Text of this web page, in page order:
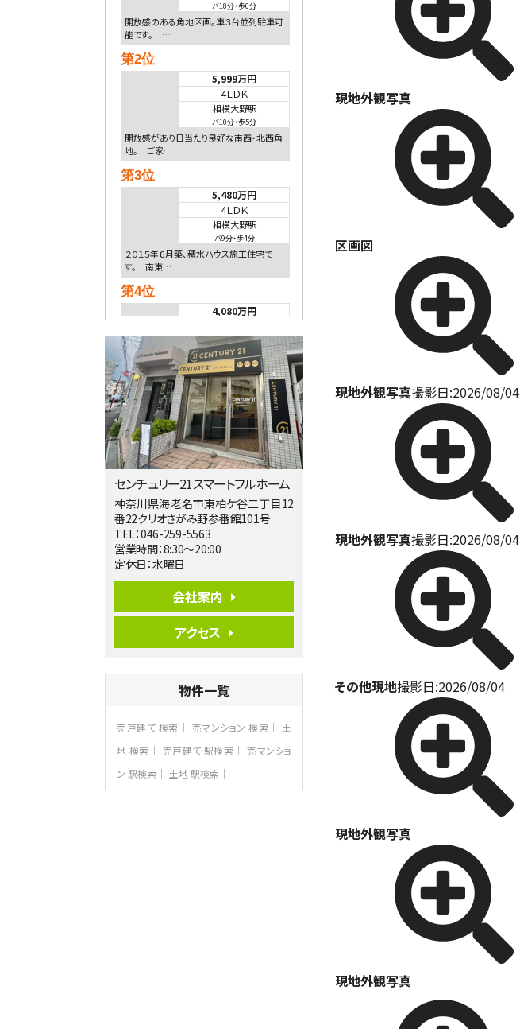
バ18分・歩6分
開放感のある角地区画。車３台並列駐車可
能です。 …
第2位
5,999万円
4ＬＤＫ
相模大野駅
バ10分・歩5分
開放感があり日当たり良好な南西・北西角
地。 ご家…
第3位
5,480万円
4ＬＤＫ
相模大野駅
バ9分・歩4分
２０１５年６月築、積水ハウス施工住宅で
す。 南東…
第4位
4,080万円
淵野辺駅
歩17分
南側道路に面しており日当たり良好。 キ
ッチンから…
第5位
3,680万円
4ＬＤＫ
橋本駅
バ19分・歩8分
開放感があり日当たり良好な南西・北西角
地区画。 …
第6位
3,680万円
ご家族が集まるLDKは１７．５帖とゆとりあ
る広さ…
4ＳＬＤＫ
海老名駅
並列2台駐…
第8位
3,990万円
4ＬＤＫ
センチュリー21スマートフルホーム
神奈川県海老名市東柏ケ谷二丁目12
番22クリオさがみ野参番館101号
TEL：046-259-5563
営業時間：8:30～20:00
定休日：水曜日
会社案内
アクセス
物件一覧
売戸建て 検索 売マンション 検索
土
地 検索
売戸建て 駅検索
売マンショ
ン 駅検索
土地 駅検索
現地外観写真
区画図
現地外観写真撮影日:2026/08/04
現地外観写真撮影日:2026/08/04
その他現地撮影日:2026/08/04
現地外観写真
現地外観写真